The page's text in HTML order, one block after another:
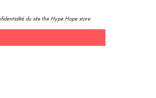
du site the Hype Hope store